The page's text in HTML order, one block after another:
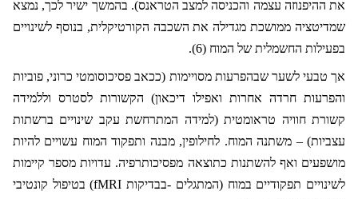
את ההיפנוזה עצמה והכניסה למצב הטראנס). בהמשך ישיר לכך, נמצא
שמדיטציה ממושכת מגדילה את השכבה הקורטיקלית, בנוסף לשינויים
בפעילות החשמלית של המוח (6).
אך טבעי לשער שבהפרעות מסויימות (ככאב פסיכוסומטי כרוני, פוביות
והפרעות חרדה אחרות ואפילו דיכאון) הקשורות לסטרס וללמידה
קשורת חוויה טראומטית (למידה המתרחשת עקב שינויים ברשתות
עצביות) – משתנה המוח. לחילופין, מבנה ותפקוד המוח עשויים להיות
מושפעים ואף להשתנות כתוצאה מפסיכותרפיה. עדויות מספר קיימות
לשינויים תפקודיים במוח (המתגלים -בבדיקות fMRI) בטיפול קונטיבי